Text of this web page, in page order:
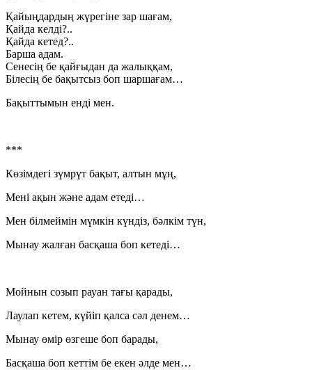
Қайыңдардың жүрегіне зар шағам,
Қайда келді?..
Қайда кетед?..
Барша адам.
Сенесің бе қайғыдан да жалыққам,
Білесің бе бақытсыз боп шаршағам…
Бақыттымын енді мен.
***
Көзімдегі зүмрүт бақыт, алтын мұң,
Мені ақын және адам етеді…
Мен білмеймін мүмкін күндіз, бәлкім түн,
Мынау жалған басқаша боп кетеді…
Мойнын созып рауан тағы қарады,
Лаулап кетем, күйіп қалса сәл денем…
Мынау өмір өзгеше боп барады,
Басқаша боп кеттім бе екен әлде мен…